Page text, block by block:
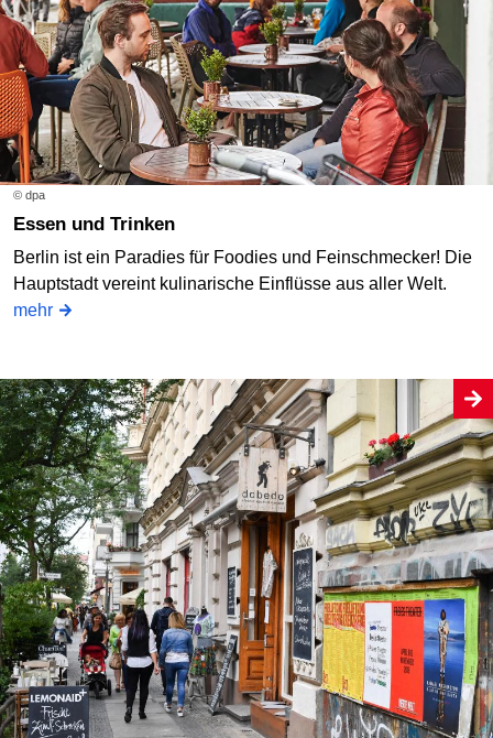
© dpa
Essen und Trinken
Berlin ist ein Paradies für Foodies und Feinschmecker! Die
Hauptstadt vereint kulinarische Einflüsse aus aller Welt.
mehr